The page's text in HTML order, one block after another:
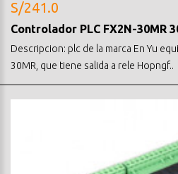
S/241.0
Controlador PLC FX2N-30MR
Descripcion: plc de la marca En Yu
30MR, que tiene salida a rele Hopngf..